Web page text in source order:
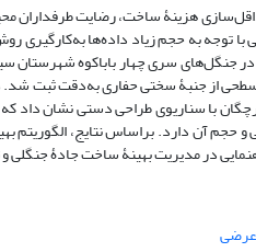
هزینۀ ساخت، رضایت طرفداران
با توجه به حجم زیاد داده‌ها
جنگل‌های سری چهار باباکوه شهرستان
از جنبۀ سختی حفاری به‌دقت ثبت شد.
با سناریوی طراحی دستی نشان
در مدیریت بهینۀ ساخت جادۀ